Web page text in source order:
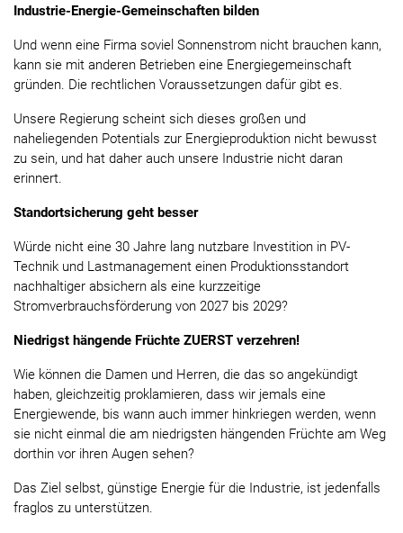
Industrie-Energie-Gemeinschaften bilden
Und wenn eine Firma soviel Sonnenstrom nicht brauchen kann,
kann sie mit anderen Betrieben eine Energiegemeinschaft
gründen. Die rechtlichen Voraussetzungen dafür gibt es.
Unsere Regierung scheint sich dieses großen und
naheliegenden Potentials zur Energieproduktion nicht bewusst
zu sein, und hat daher auch unsere Industrie nicht daran
erinnert.
Standortsicherung geht besser
Würde nicht eine 30 Jahre lang nutzbare Investition in PV-
Technik und Lastmanagement einen Produktionsstandort
nachhaltiger absichern als eine kurzzeitige
Stromverbrauchsförderung von 2027 bis 2029?
Niedrigst hängende Früchte ZUERST verzehren!
Wie können die Damen und Herren, die das so angekündigt
haben, gleichzeitig proklamieren, dass wir jemals eine
Energiewende, bis wann auch immer hinkriegen werden, wenn
sie nicht einmal die am niedrigsten hängenden Früchte am Weg
dorthin vor ihren Augen sehen?
Das Ziel selbst, günstige Energie für die Industrie, ist jedenfalls
fraglos zu unterstützen.